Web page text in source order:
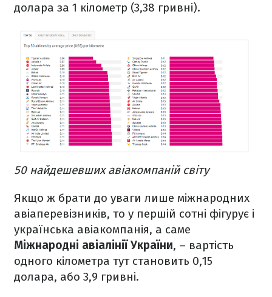
долара за 1 кілометр (3,38 гривні).
50 найдешевших авіакомпаній світу
Якщо ж брати до уваги лише міжнародних
авіаперевізників, то у першій сотні фігурує і
українська авіакомпанія, а саме
Міжнародні авіалінії України, – вартість
одного кілометра тут становить 0,15
долара, або 3,9 гривні.